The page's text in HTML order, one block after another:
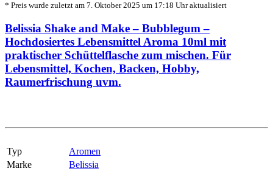
* Preis wurde zuletzt am 7. Oktober 2025 um 17:18 Uhr aktualisiert
Belissia Shake and Make – Bubblegum –
Hochdosiertes Lebensmittel Aroma 10ml mit
praktischer Schüttelflasche zum mischen. Für
Lebensmittel, Kochen, Backen, Hobby,
Raumerfrischung uvm.
Typ
Aromen
Marke
Belissia